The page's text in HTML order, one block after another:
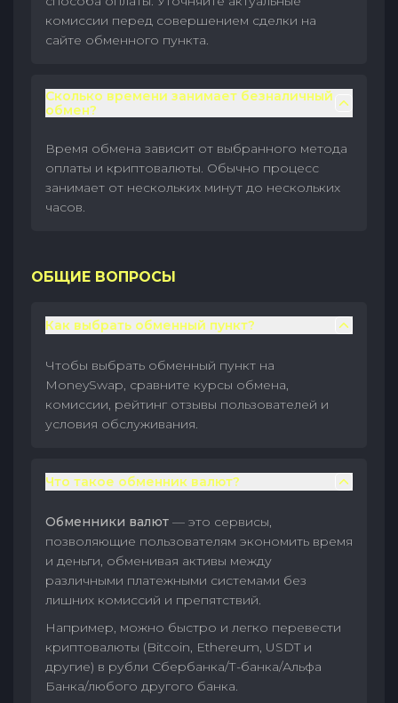
комиссии перед совершением сделки на
сайте обменного пункта.
Сколько времени занимает безналичный
обмен?
Время обмена зависит от выбранного метода
оплаты и криптовалюты. Обычно процесс
занимает от нескольких минут до нескольких
часов.
ОБЩИЕ ВОПРОСЫ
Как выбрать обменный пункт?
Чтобы выбрать обменный пункт на
MoneySwap, сравните курсы обмена,
комиссии, рейтинг отзывы пользователей и
условия обслуживания.
Что такое обменник валют?
Обменники валют — это сервисы,
позволяющие пользователям экономить время
и деньги, обменивая активы между
различными платежными системами без
лишних комиссий и препятствий.
Например, можно быстро и легко перевести
криптовалюты (Bitcoin, Ethereum, USDT и
другие) в рубли Сбербанка/Т-банка/Альфа
Банка/любого другого банка.